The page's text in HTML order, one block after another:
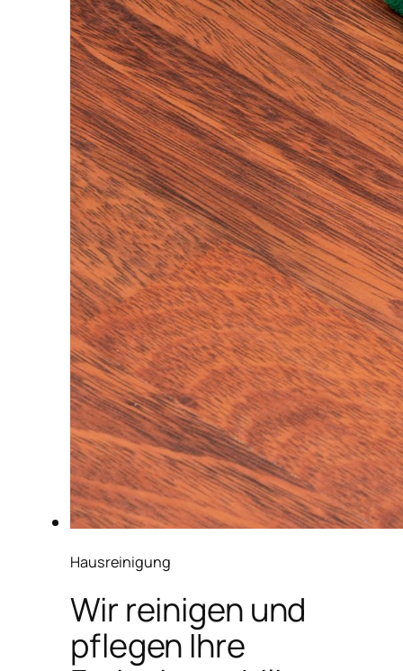
Hausreinigung
Wir reinigen und
pflegen Ihre